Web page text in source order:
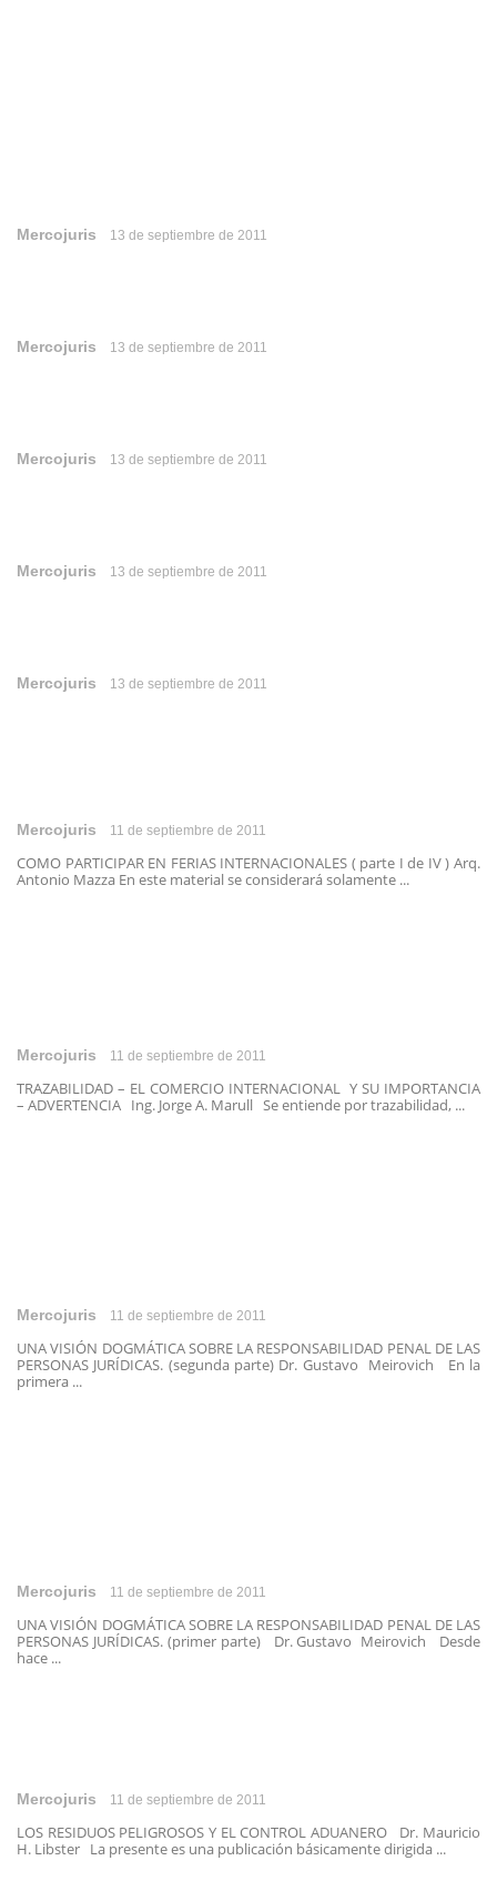
Mercojuris 13 de septiembre de 2011
Mercojuris 13 de septiembre de 2011
Mercojuris 13 de septiembre de 2011
Mercojuris 13 de septiembre de 2011
Mercojuris 13 de septiembre de 2011
Mercojuris 11 de septiembre de 2011
COMO PARTICIPAR EN FERIAS INTERNACIONALES ( parte I de IV ) Arq.
Antonio Mazza En este material se considerará solamente ...
Mercojuris 11 de septiembre de 2011
TRAZABILIDAD – EL COMERCIO INTERNACIONAL Y SU IMPORTANCIA
– ADVERTENCIA Ing. Jorge A. Marull Se entiende por trazabilidad, ...
Mercojuris 11 de septiembre de 2011
UNA VISIÓN DOGMÁTICA SOBRE LA RESPONSABILIDAD PENAL DE LAS
PERSONAS JURÍDICAS. (segunda parte) Dr. Gustavo Meirovich En la
primera ...
Mercojuris 11 de septiembre de 2011
UNA VISIÓN DOGMÁTICA SOBRE LA RESPONSABILIDAD PENAL DE LAS
PERSONAS JURÍDICAS. (primer parte) Dr. Gustavo Meirovich Desde
hace ...
Mercojuris 11 de septiembre de 2011
LOS RESIDUOS PELIGROSOS Y EL CONTROL ADUANERO Dr. Mauricio
H. Libster La presente es una publicación básicamente dirigida ...